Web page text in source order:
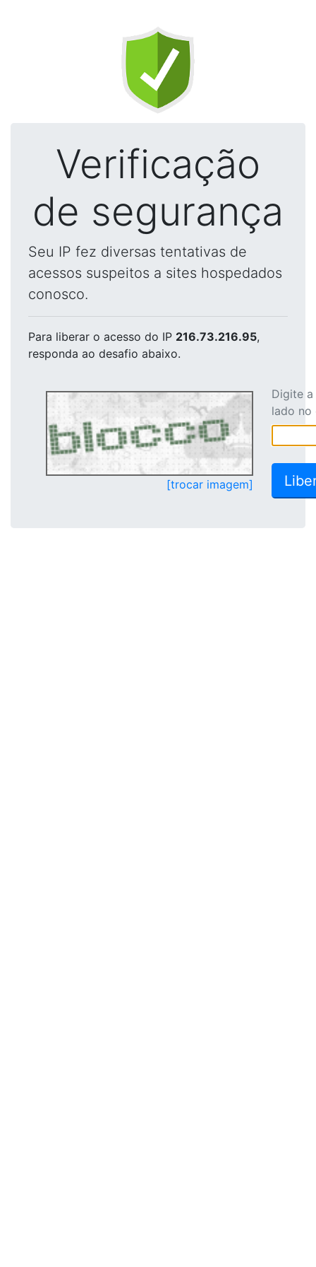
Verificação
de segurança
Seu IP fez diversas tentativas de
acessos suspeitos a sites hospedados
conosco.
Para liberar o acesso do IP 216.73.216.95,
responda ao desafio abaixo.
[trocar imagem]
Digite
lado no